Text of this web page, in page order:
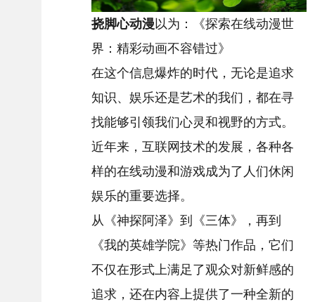
挠脚心动漫 以为：《探索在线动漫世
界：精彩动画不容错过》
在这个信息爆炸的时代，无论是追求
知识、娱乐还是艺术的我们，都在寻
找能够引领我们心灵和视野的方式。
近年来，互联网技术的发展，各种各
样的在线动漫和游戏成为了人们休闲
娱乐的重要选择。
从《神探阿泽》到《三体》，再到
《我的英雄学院》等热门作品，它们
不仅在形式上满足了观众对新鲜感的
追求，还在内容上提供了一种全新的